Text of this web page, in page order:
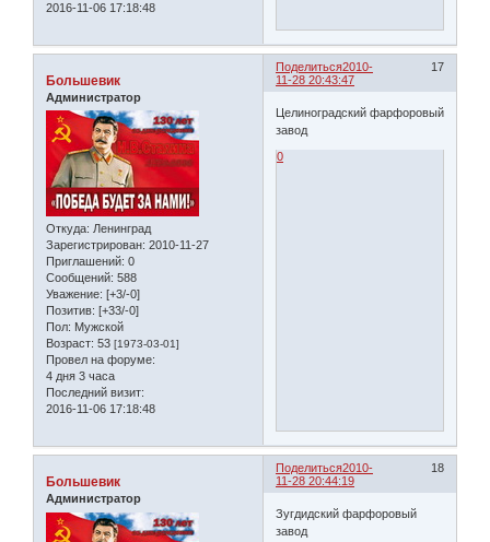
2016-11-06 17:18:48
Поделиться 17
2010-
11-28 20:43:47
Большевик
Администратор
Откуда: Ленинград
Зарегистрирован: 2010-11-27
Приглашений: 0
Сообщений: 588
Уважение: [+3/-0]
Позитив: [+33/-0]
Пол: Мужской
Возраст: 53 [1973-03-01]
Провел на форуме:
4 дня 3 часа
Последний визит:
2016-11-06 17:18:48
Целиноградский фарфоровый
завод
0
Поделиться 18
2010-
11-28 20:44:19
Большевик
Администратор
Зугдидский фарфоровый
завод